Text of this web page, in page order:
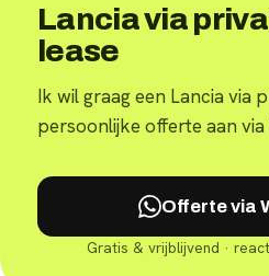
Lancia via
lease
Ik wil graag een Lancia via
persoonlijke offerte aan
Offerte via
Gratis & vrijblijvend ·